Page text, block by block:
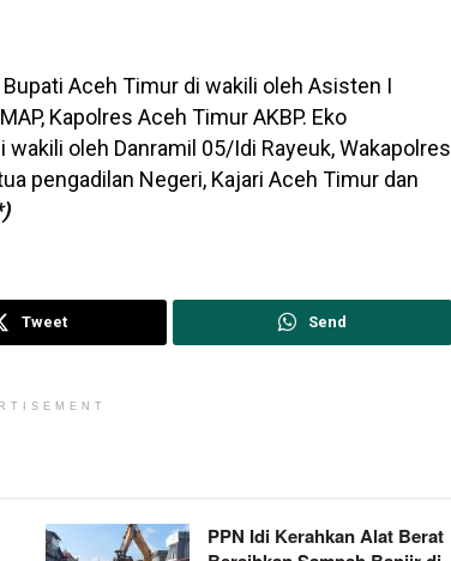
Aceh Timur di wakili oleh Asisten I
Kapolres Aceh Timur AKBP. Eko
oleh Danramil 05/Idi Rayeuk, Wakapolres
pengadilan Negeri, Kajari Aceh Timur dan
Tweet Send
PPN Idi Kerahkan Alat Berat